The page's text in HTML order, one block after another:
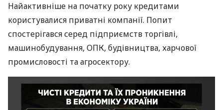
Найактивніше на початку року кредитами
користувалися приватні компанії. Попит
спостерігався серед підприємств торгівлі,
машинобудування, ОПК, будівництва, харчової
промисловості та агросектору.